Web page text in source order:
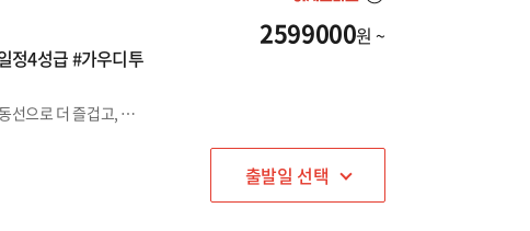
#가우디투
사막위의 기적, 영화 속 그 장소! 두바이 1DAY 투어. 황금동선으로 더 즐겁고, 더 편안한 스페인+포르투갈 여행! 전일정 4성급 호텔 숙박으로 편안한 휴식과 100회 이상 출장 경력의 전문 인솔자 동행으로 안전한 여행
2599000원 ~
출발일 선택